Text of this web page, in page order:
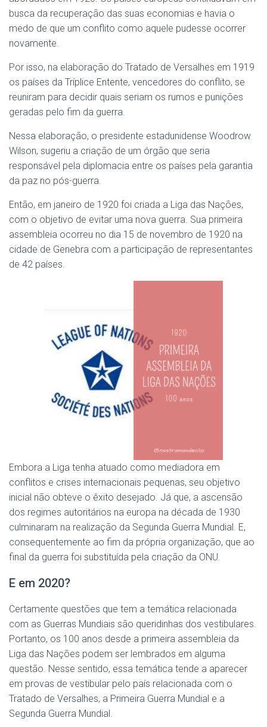
busca da recuperação das suas economias e havia o
medo de que um conflito como aquele pudesse ocorrer
novamente.
Por isso, na elaboração do Tratado de Versalhes em 1919
os países da Tríplice Entente, vencedores do conflito, se
reuniram para decidir quais seriam os rumos e punições
geradas pelo fim da guerra.
Nessa elaboração, o presidente estadunidense Woodrow
Wilson, sugeriu a criação de um órgão que seria
responsável pela diplomacia entre os países pela garantia
da paz no pós-guerra.
Então, em janeiro de 1920 foi criada a Liga das Nações,
com o objetivo de evitar uma nova guerra. Sua primeira
assembleia ocorreu no dia 15 de novembro de 1920 na
cidade de Genebra com a participação de representantes
de 42 países.
Embora a Liga tenha atuado como mediadora em
conflitos e crises internacionais pequenas, seu objetivo
inicial não obteve o êxito desejado. Já que, a ascensão
dos regimes autoritários na europa na década de 1930
culminaram na realização da Segunda Guerra Mundial. E,
consequentemente ao fim da própria organização, que ao
final da guerra foi substituída pela criação da ONU.
E em 2020?
Certamente questões que tem a temática relacionada
com as Guerras Mundiais são queridinhas dos vestibulares.
Portanto, os 100 anos desde a primeira assembleia da
Liga das Nações podem ser lembrados em alguma
questão. Nesse sentido, essa temática tende a aparecer
em provas de vestibular pelo país relacionada com o
Tratado de Versalhes, a Primeira Guerra Mundial e a
Segunda Guerra Mundial.